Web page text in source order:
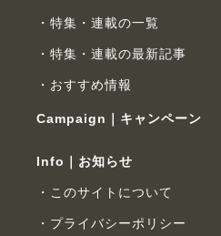
特集・連載の一覧
特集・連載の最新記事
おすすめ情報
Campaign｜キャンペーン
Info｜お知らせ
このサイトについて
プライバシーポリシー